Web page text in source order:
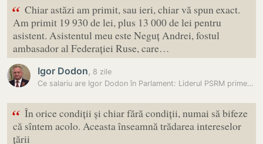
“ Chiar astăzi am primit, sau ieri, chiar vă spun exact.
Am primit 19 930 de lei, plus 13 000 de lei pentru
asistent. Asistentul meu este Neguț Andrei, fostul
ambasador al Federației Ruse, care…
Igor Dodon, 8 zile
Ce salariu are Igor Dodon în Parlament: Liderul PSRM primește de…
“ În orice condiții și chiar fără condiții, numai să bifeze
că sîntem acolo. Aceasta înseamnă trădarea intereselor
țării